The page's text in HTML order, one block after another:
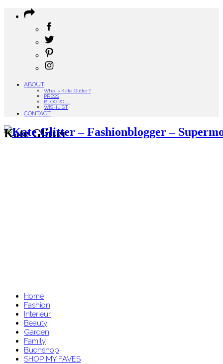
ABOUT
Who is Kate Glitter?
PRESS
BLOGROLL
WISHLIST
CONTACT
Kate Glitter
Home
Fashion
Interieur
Beauty
Garden
Family
Buchshop
SHOP MY FAVES